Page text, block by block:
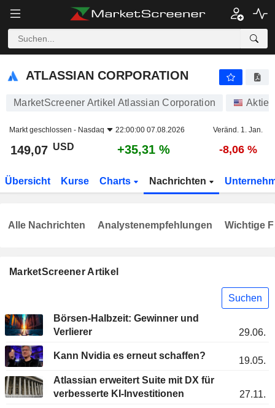
ATLASSIAN CORPORATION
MarketScreener Artikel Atlassian Corporation Aktien
Markt geschlossen - Nasdaq 22:00:00 07.08.2026 Veränd. 1. Jan.
149,07 USD +35,31 % -8,06 %
Übersicht Kurse Charts Nachrichten
MarketScreener Artikel
Suchen
Börsen-Halbzeit: Gewinner und
Verlierer
29.06.
Kann Nvidia es erneut schaffen?
19.05.
Atlassian erweitert Suite mit DX für
verbesserte KI-Investitionen
27.11.
Alle Nachrichten Analystenempfehlungen Wichtige